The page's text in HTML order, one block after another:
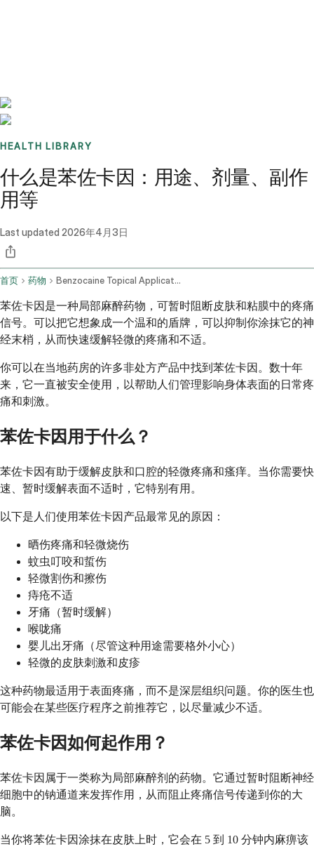
HEALTH LIBRARY
什么是苯佐卡因：用途、剂量、副作
用等
Last updated 2026年4月3日
首页 药物 Benzocaine Topical Application Route
苯佐卡因是一种局部麻醉药物，可暂时阻断皮肤和粘膜中的疼痛
信号。可以把它想象成一个温和的盾牌，可以抑制你涂抹它的神
经末梢，从而快速缓解轻微的疼痛和不适。
你可以在当地药房的许多非处方产品中找到苯佐卡因。数十年
来，它一直被安全使用，以帮助人们管理影响身体表面的日常疼
痛和刺激。
苯佐卡因用于什么？
苯佐卡因有助于缓解皮肤和口腔的轻微疼痛和瘙痒。当你需要快
速、暂时缓解表面不适时，它特别有用。
以下是人们使用苯佐卡因产品最常见的原因：
晒伤疼痛和轻微烧伤
蚊虫叮咬和蜇伤
轻微割伤和擦伤
痔疮不适
牙痛（暂时缓解）
喉咙痛
婴儿出牙痛（尽管这种用途需要格外小心）
轻微的皮肤刺激和皮疹
这种药物最适用于表面疼痛，而不是深层组织问题。你的医生也
可能会在某些医疗程序之前推荐它，以尽量减少不适。
苯佐卡因如何起作用？
苯佐卡因属于一类称为局部麻醉剂的药物。它通过暂时阻断神经
细胞中的钠通道来发挥作用，从而阻止疼痛信号传递到你的大
脑。
当你将苯佐卡因涂抹在皮肤上时，它会在 5 到 10 分钟内麻痹该